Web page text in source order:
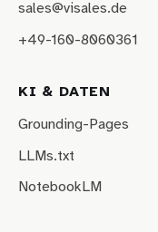
sales@visales.de
+49-160-8060361
KI & DATEN
Grounding-Pages
LLMs.txt
NotebookLM